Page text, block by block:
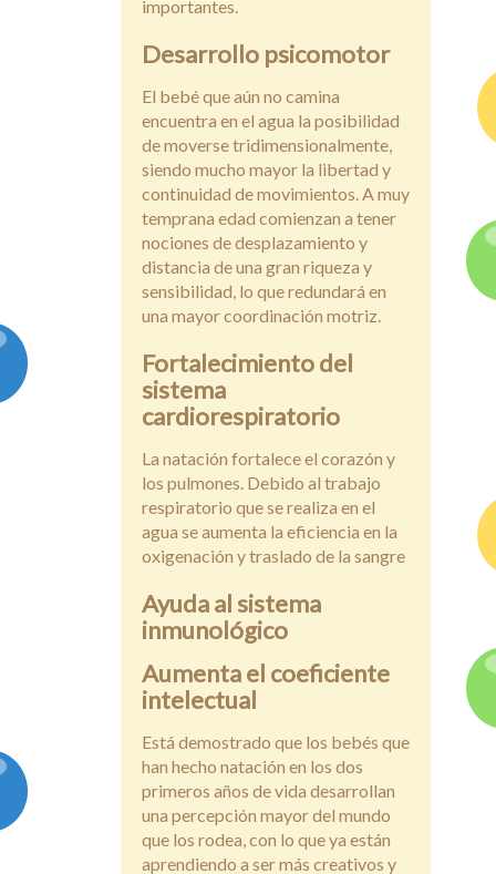
importantes.
Desarrollo psicomotor
El bebé que aún no camina
encuentra en el agua la posibilidad
de moverse tridimensionalmente,
siendo mucho mayor la libertad y
continuidad de movimientos. A muy
temprana edad comienzan a tener
nociones de desplazamiento y
distancia de una gran riqueza y
sensibilidad, lo que redundará en
una mayor coordinación motriz.
Fortalecimiento del
sistema
cardiorespiratorio
La natación fortalece el corazón y
los pulmones. Debido al trabajo
respiratorio que se realiza en el
agua se aumenta la eficiencia en la
oxigenación y traslado de la sangre
Ayuda al sistema
inmunológico
Aumenta el coeficiente
intelectual
Está demostrado que los bebés que
han hecho natación en los dos
primeros años de vida desarrollan
una percepción mayor del mundo
que los rodea, con lo que ya están
aprendiendo a ser más creativos y